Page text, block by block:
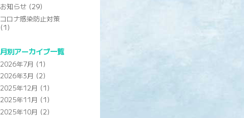
お知らせ (29)
コロナ感染防止対策
(1)
月別アーカイブ一覧
2026年7月 (1)
2026年3月 (2)
2025年12月 (1)
2025年11月 (1)
2025年10月 (2)